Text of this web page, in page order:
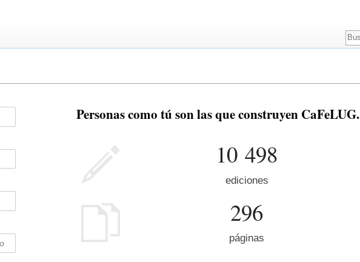
Personas como tú son las que construyen CaFeLUG.
10 498
ediciones
296
páginas